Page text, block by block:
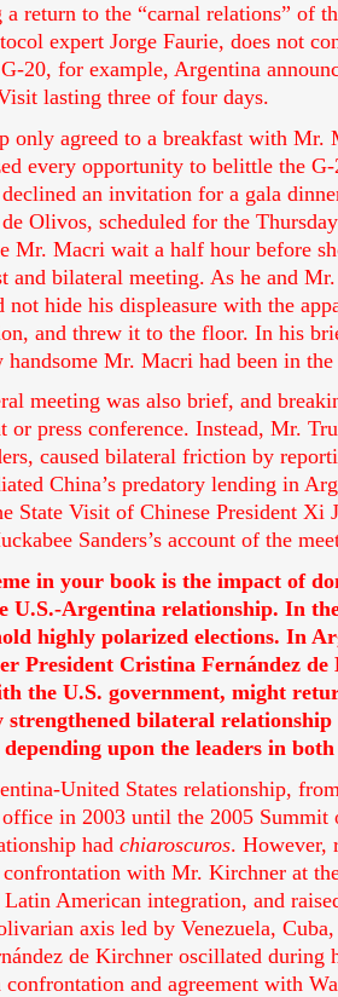
return to the “carnal relations” of
expert Jorge Faurie, does not
20, for example, Argentina
lasting three of four days.
only agreed to a breakfast with Mr.
every opportunity to belittle the
an invitation for a gala
Olivos, scheduled for the
Mr. Macri wait a half hour before
and bilateral meeting. As he and
not hide his displeasure with the
and threw it to the floor. In his
handsome Mr. Macri had been in
meeting was also brief, and
or press conference. Instead, Mr.
caused bilateral friction by
China’s predatory lending in
State Visit of Chinese President Xi
Sanders’s account of the
in your book is the impact of
U.S.-Argentina relationship. In
highly polarized elections. In
President Cristina Fernández de
the U.S. government, might
strengthened bilateral
upon the leaders in
United States relationship,
in 2003 until the 2005 Summit
had chiaroscuros. However,
with Mr. Kirchner at
American integration, and
axis led by Venezuela,
de Kirchner oscillated during
confrontation and agreement with